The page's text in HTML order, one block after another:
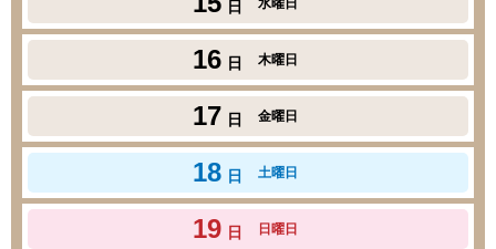
日 水曜日
16 日 木曜日
17 日 金曜日
18 日 土曜日
19 日 日曜日